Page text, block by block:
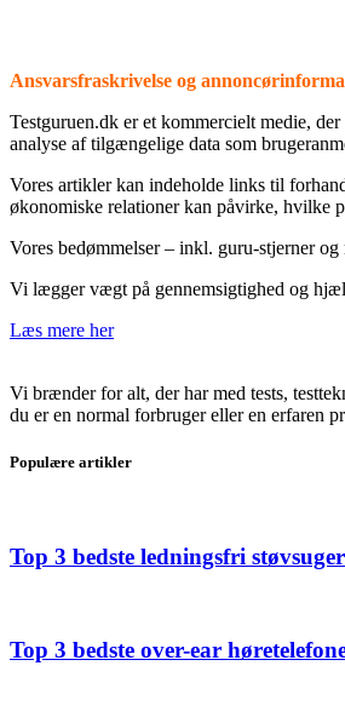
Ansvarsfraskrivelse og
⁦Testguruen.dk⁩ er et kommercielt medie,
analyse af tilgængelige data som
Vores artikler kan indeholde links til
økonomiske relationer kan påvirke, hvilke
Vores bedømmelser – inkl. guru-stjerner
Vi lægger vægt på gennemsigtighed og
Læs mere her
Vi brænder for alt, der har med tests,
du er en normal forbruger eller en erfaren
Populære artikler
Top 3 bedste ledningsfri
Top 3 bedste over-ear